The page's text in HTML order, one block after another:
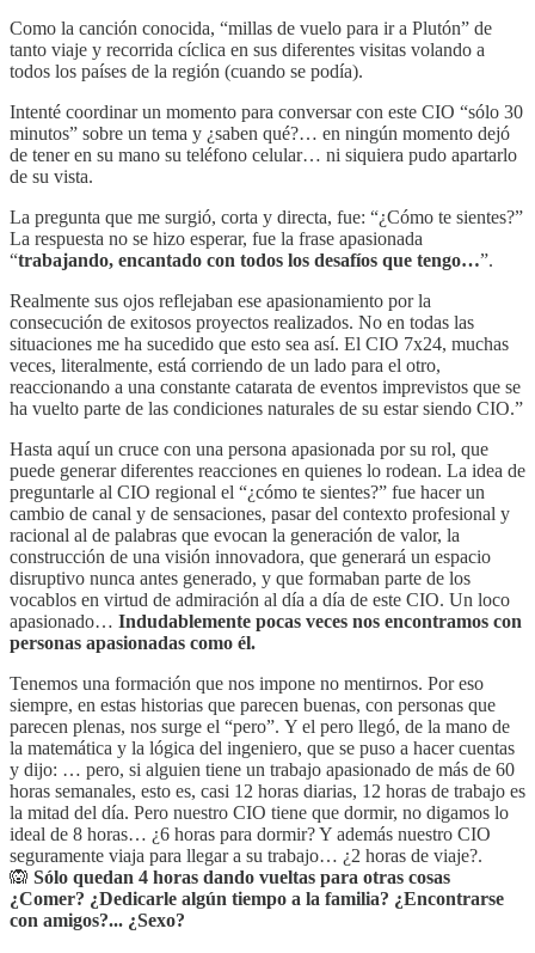
Como la canción conocida, “millas de vuelo para ir a Plutón” de
tanto viaje y recorrida cíclica en sus diferentes visitas volando a
todos los países de la región (cuando se podía).
Intenté coordinar un momento para conversar con este CIO “sólo 30
minutos” sobre un tema y ¿saben qué?… en ningún momento dejó
de tener en su mano su teléfono celular… ni siquiera pudo apartarlo
de su vista.
La pregunta que me surgió, corta y directa, fue: “¿Cómo te sientes?”
La respuesta no se hizo esperar, fue la frase apasionada
“trabajando, encantado con todos los desafíos que tengo…”.
Realmente sus ojos reflejaban ese apasionamiento por la
consecución de exitosos proyectos realizados. No en todas las
situaciones me ha sucedido que esto sea así. El CIO 7x24, muchas
veces, literalmente, está corriendo de un lado para el otro,
reaccionando a una constante catarata de eventos imprevistos que se
ha vuelto parte de las condiciones naturales de su estar siendo CIO.”
Hasta aquí un cruce con una persona apasionada por su rol, que
puede generar diferentes reacciones en quienes lo rodean. La idea de
preguntarle al CIO regional el “¿cómo te sientes?” fue hacer un
cambio de canal y de sensaciones, pasar del contexto profesional y
racional al de palabras que evocan la generación de valor, la
construcción de una visión innovadora, que generará un espacio
disruptivo nunca antes generado, y que formaban parte de los
vocablos en virtud de admiración al día a día de este CIO. Un loco
apasionado… Indudablemente pocas veces nos encontramos con
personas apasionadas como él.
Tenemos una formación que nos impone no mentirnos. Por eso
siempre, en estas historias que parecen buenas, con personas que
parecen plenas, nos surge el “pero”. Y el pero llegó, de la mano de
la matemática y la lógica del ingeniero, que se puso a hacer cuentas
y dijo: … pero, si alguien tiene un trabajo apasionado de más de 60
horas semanales, esto es, casi 12 horas diarias, 12 horas de trabajo es
la mitad del día. Pero nuestro CIO tiene que dormir, no digamos lo
ideal de 8 horas… ¿6 horas para dormir? Y además nuestro CIO
seguramente viaja para llegar a su trabajo… ¿2 horas de viaje?.
🙉 Sólo quedan 4 horas dando vueltas para otras cosas
¿Comer? ¿Dedicarle algún tiempo a la familia? ¿Encontrarse
con amigos?... ¿Sexo?